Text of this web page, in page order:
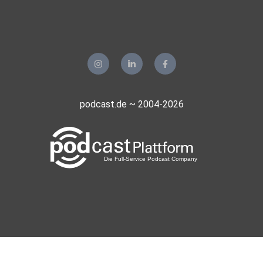
podcast.de ~ 2004-2026